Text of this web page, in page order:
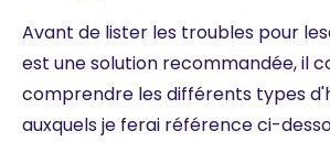
Avant de lister les troubles pour
est une solution recommandée, il
comprendre les différents types
auxquels je ferai référence ci-